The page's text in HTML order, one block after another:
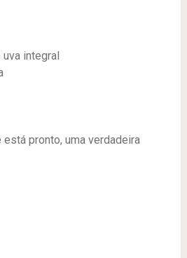
integral
pronto, uma verdadeira